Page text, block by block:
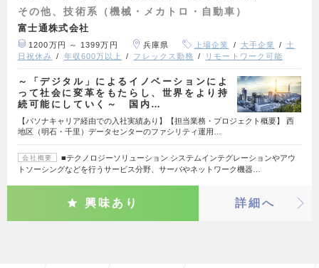
その他、技術系（機械・メカトロ・自動車）
富士通株式会社
1200万円 ～ 1399万円 兵庫県 上場企業 大手企業
土
日祝休み
年収600万以上 フレックス勤務 リモートワーク可能
～「デジタル」によるイノベーションによ
って社会に変革をもたらし、世界をより持
続可能にしていく～ 国内…
【パソナキャリア経由での入社実績あり】【担当業務・プロジェクト概要】 西
地区（明石・千里）データセンターのファシリティ運用…
会社概要
■テクノロジーソリューション システムインテグレーションやアウ
トソーシングなどを行うサービス分野、サーバやネットワーク機器…
興味あり 詳細へ